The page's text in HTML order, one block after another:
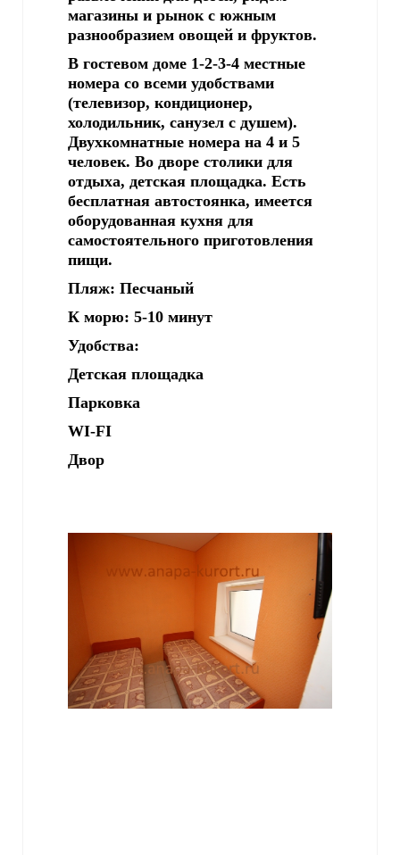
магазины и рынок с южным
разнообразием овощей и фруктов.
В гостевом доме 1-2-3-4 местные
номера со всеми удобствами
(телевизор, кондиционер,
холодильник, санузел с душем).
Двухкомнатные номера на 4 и 5
человек. Во дворе столики для
отдыха, детская площадка. Есть
бесплатная автостоянка, имеется
оборудованная кухня для
самостоятельного приготовления
пищи.
Пляж: Песчаный
К морю: 5-10 минут
Удобства:
Детская площадка
Парковка
WI-FI
Двор